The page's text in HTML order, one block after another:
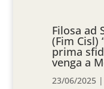
Filosa ad
(Fim Cisl)
prima
venga a
23/06/2025